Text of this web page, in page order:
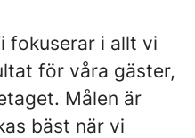
fokuserar i allt vi
för våra gäster,
Målen är
bäst när vi